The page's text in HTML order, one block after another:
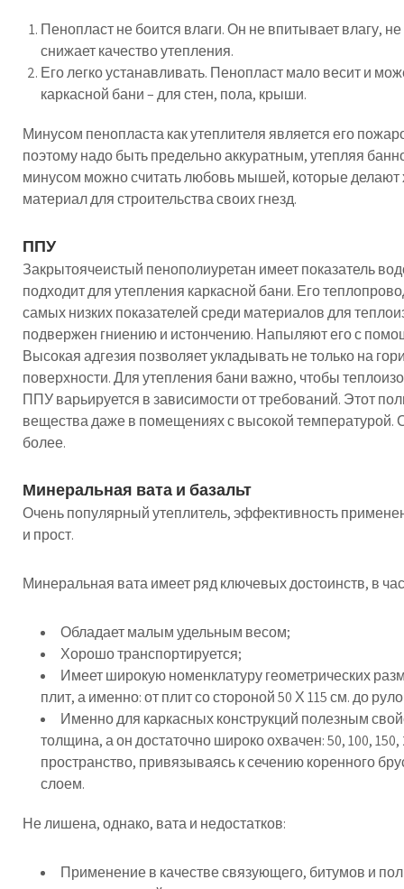
Пенопласт не боится влаги. Он не впитывает влагу,
снижает качество утепления.
Его легко устанавливать. Пенопласт мало весит и
каркасной бани – для стен, пола, крыши.
Минусом пенопласта как утеплителя является его
поэтому надо быть предельно аккуратным, утепляя
минусом можно считать любовь мышей, которые
материал для строительства своих гнезд.
ППУ
Закрытоячеистый пенополиуретан имеет показатель
подходит для утепления каркасной бани. Его
самых низких показателей среди материалов для
подвержен гниению и истончению. Напыляют его с
Высокая адгезия позволяет укладывать не только на
поверхности. Для утепления бани важно, чтобы
ППУ варьируется в зависимости от требований. Этот
вещества даже в помещениях с высокой температурой.
более.
Минеральная вата и базальт
Очень популярный утеплитель, эффективность
и прост.
Минеральная вата имеет ряд ключевых достоинств, в
Обладает малым удельным весом;
Хорошо транспортируется;
Имеет широкую номенклатуру геометрических
плит, а именно: от плит со стороной 50 Х 115 см. до
Именно для каркасных конструкций полезным
толщина, а он достаточно широко охвачен: 50, 100,
пространство, привязываясь к сечению коренного
слоем.
Не лишена, однако, вата и недостатков:
Применение в качестве связующего, битумов и